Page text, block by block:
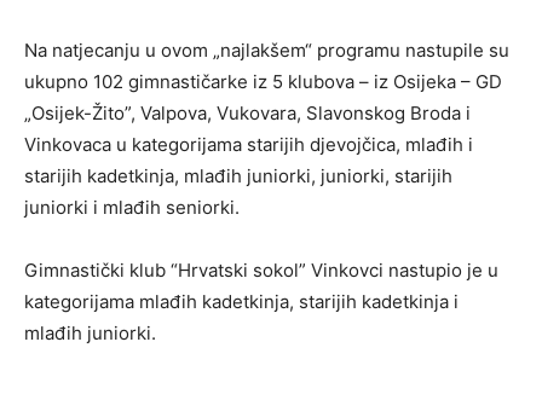
Na natjecanju u ovom „najlakšem“ programu nastupile su
ukupno 102 gimnastičarke iz 5 klubova – iz Osijeka – GD
„Osijek-Žito”, Valpova, Vukovara, Slavonskog Broda i
Vinkovaca u kategorijama starijih djevojčica, mlađih i
starijih kadetkinja, mlađih juniorki, juniorki, starijih
juniorki i mlađih seniorki.
Gimnastički klub “Hrvatski sokol” Vinkovci nastupio je u
kategorijama mlađih kadetkinja, starijih kadetkinja i
mlađih juniorki.